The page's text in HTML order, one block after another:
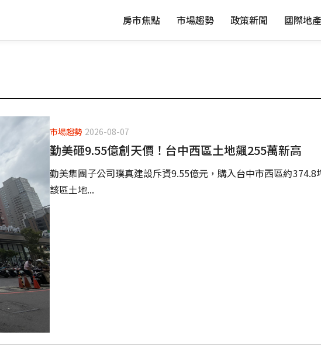
房市焦點 市場趨勢 政策新聞 國際地產
市場趨勢 2026-08-07
勤美砸9.55億創天價！台中西區土地飆255萬新高
勤美集團子公司璞真建設斥資9.55億元，購入台中市西區約
該區土地...